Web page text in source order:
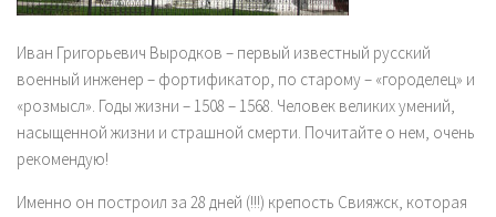
Иван Григорьевич Выродков – первый известный русский
военный инженер – фортификатор, по старому – «городелец» и
«розмысл». Годы жизни – 1508 – 1568. Человек великих умений,
насыщенной жизни и страшной смерти. Почитайте о нем, очень
рекомендую!
Именно он построил за 28 дней (!!!) крепость Свияжск, которая